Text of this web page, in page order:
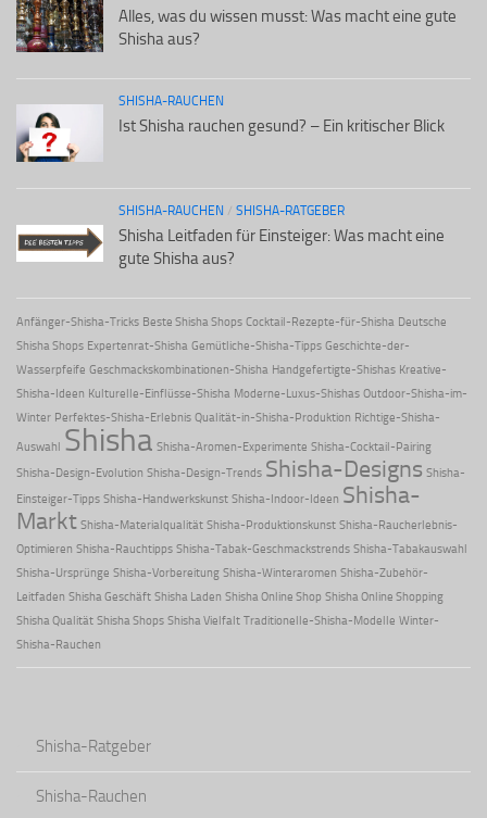
Alles, was du wissen musst: Was macht eine gute
Shisha aus?
SHISHA-RAUCHEN
Ist Shisha rauchen gesund? – Ein kritischer Blick
SHISHA-RAUCHEN / SHISHA-RATGEBER
Shisha Leitfaden für Einsteiger: Was macht eine
gute Shisha aus?
Anfänger-Shisha-Tricks Beste Shisha Shops Cocktail-Rezepte-für-Shisha Deutsche
Shisha Shops Expertenrat-Shisha Gemütliche-Shisha-Tipps Geschichte-der-
Wasserpfeife Geschmackskombinationen-Shisha Handgefertigte-Shishas Kreative-
Shisha-Ideen Kulturelle-Einflüsse-Shisha Moderne-Luxus-Shishas Outdoor-Shisha-im-
Winter Perfektes-Shisha-Erlebnis Qualität-in-Shisha-Produktion Richtige-Shisha-
Auswahl Shisha Shisha-Aromen-Experimente Shisha-Cocktail-Pairing
Shisha-Design-Evolution Shisha-Design-Trends Shisha-Designs Shisha-
Einsteiger-Tipps Shisha-Handwerkskunst Shisha-Indoor-Ideen Shisha-
Markt Shisha-Materialqualität Shisha-Produktionskunst Shisha-Raucherlebnis-
Optimieren Shisha-Rauchtipps Shisha-Tabak-Geschmackstrends Shisha-Tabakauswahl
Shisha-Ursprünge Shisha-Vorbereitung Shisha-Winteraromen Shisha-Zubehör-
Leitfaden Shisha Geschäft Shisha Laden Shisha Online Shop Shisha Online Shopping
Shisha Qualität Shisha Shops Shisha Vielfalt Traditionelle-Shisha-Modelle Winter-
Shisha-Rauchen
Shisha-Ratgeber
Shisha-Rauchen